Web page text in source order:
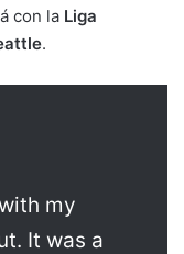
con la Liga
.
my
It was a